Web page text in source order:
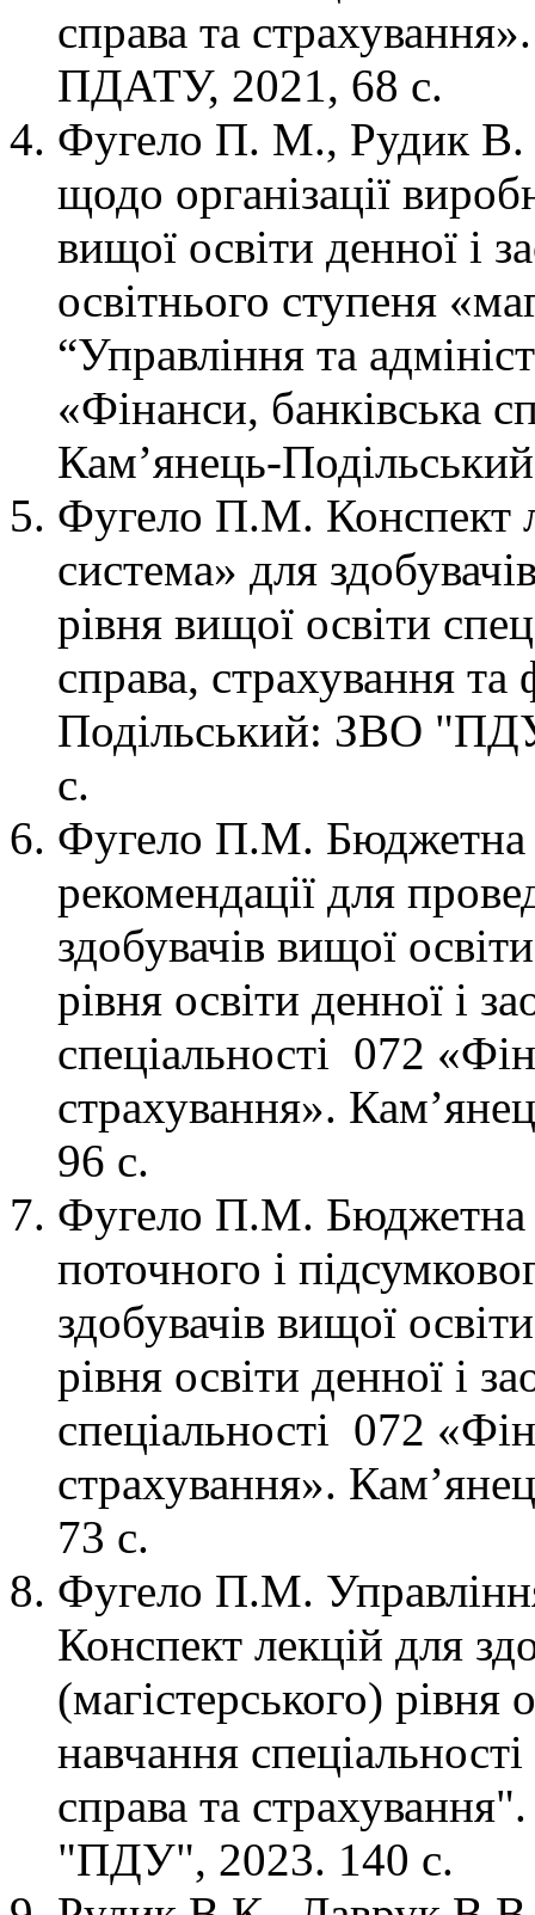
справа та
ПДАТУ, 2021, 68 с.
Фугело П. М., Рудик В.
щодо організації
вищої освіти денної і
освітнього ступеня
“Управління та
«Фінанси, банківська
Кам’янець-
Фугело П.М. Конспект
система» для
рівня вищої освіти
справа, страхування
Подільський: ЗВО
Фугело П.М. Бюджетна
рекомендації для
здобувачів вищої
рівня освіти денної і
спеціальності 072
страхування».
96 с.
Фугело П.М. Бюджетна
поточного і
здобувачів вищої
рівня освіти денної і
спеціальності 072
страхування».
73 с.
Фугело П.М.
Конспект лекцій для
(магістерського) рівня
навчання
справа та
"ПДУ", 2023. 140 с.